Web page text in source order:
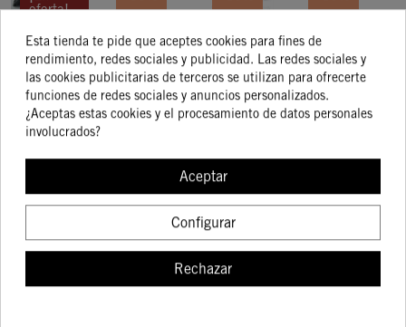
oferta!
-15%
SOPORTE
117,61 €
99,97 €
PREFILTRO
POLVO
PARA KTM
ECX SX XC
11-16
9,98 €
6,99 €
COMPRAR
KIT DE
ADHESIVOS
ENDURO
FACTORY
149,07 €
126,71 €
KIT DE
ADHESIVOS
FACTORY
159,05 €
135,20 €
Esta tienda te pide que aceptes cookies para fines de
rendimiento, redes sociales y publicidad. Las redes sociales y
las cookies publicitarias de terceros se utilizan para ofrecerte
funciones de redes sociales y anuncios personalizados.
¿Aceptas estas cookies y el procesamiento de datos personales
involucrados?
Aceptar
Configurar
Rechazar